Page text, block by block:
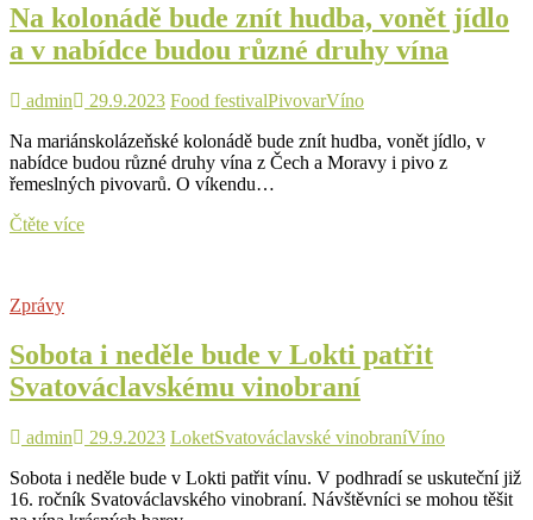
zážitky
Na kolonádě bude znít hudba, vonět jídlo
a v nabídce budou různé druhy vína
admin 29.9.2023 Food festivalPivovarVíno
Na mariánskolázeňské kolonádě bude znít hudba, vonět jídlo, v
nabídce budou různé druhy vína z Čech a Moravy i pivo z
řemeslných pivovarů. O víkendu…
Čtěte víceNa
jídlo
a
v
budou
druhy
vína
Zprávy
Sobota i neděle bude v Lokti patřit
Svatováclavskému vinobraní
admin 29.9.2023 LoketSvatováclavské vinobraníVíno
Sobota i neděle bude v Lokti patřit vínu. V podhradí se uskuteční již
16. ročník Svatováclavského vinobraní. Návštěvníci se mohou těšit